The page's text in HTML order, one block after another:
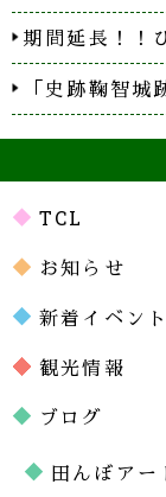
期間延長！！
「史跡鞠智城
TCL
お知らせ
新着イベント
観光情報
ブログ
田んぼアー